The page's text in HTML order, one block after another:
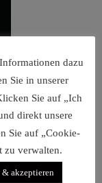
dazu
Sie in unserer
Sie auf „Ich
direkt unsere
Sie auf „Cookie-
zu verwalten.
& akzeptieren